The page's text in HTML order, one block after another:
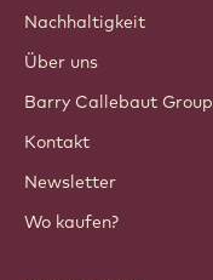
Nachhaltigkeit
Über uns
Barry Callebaut Group
Kontakt
Newsletter
Wo kaufen?